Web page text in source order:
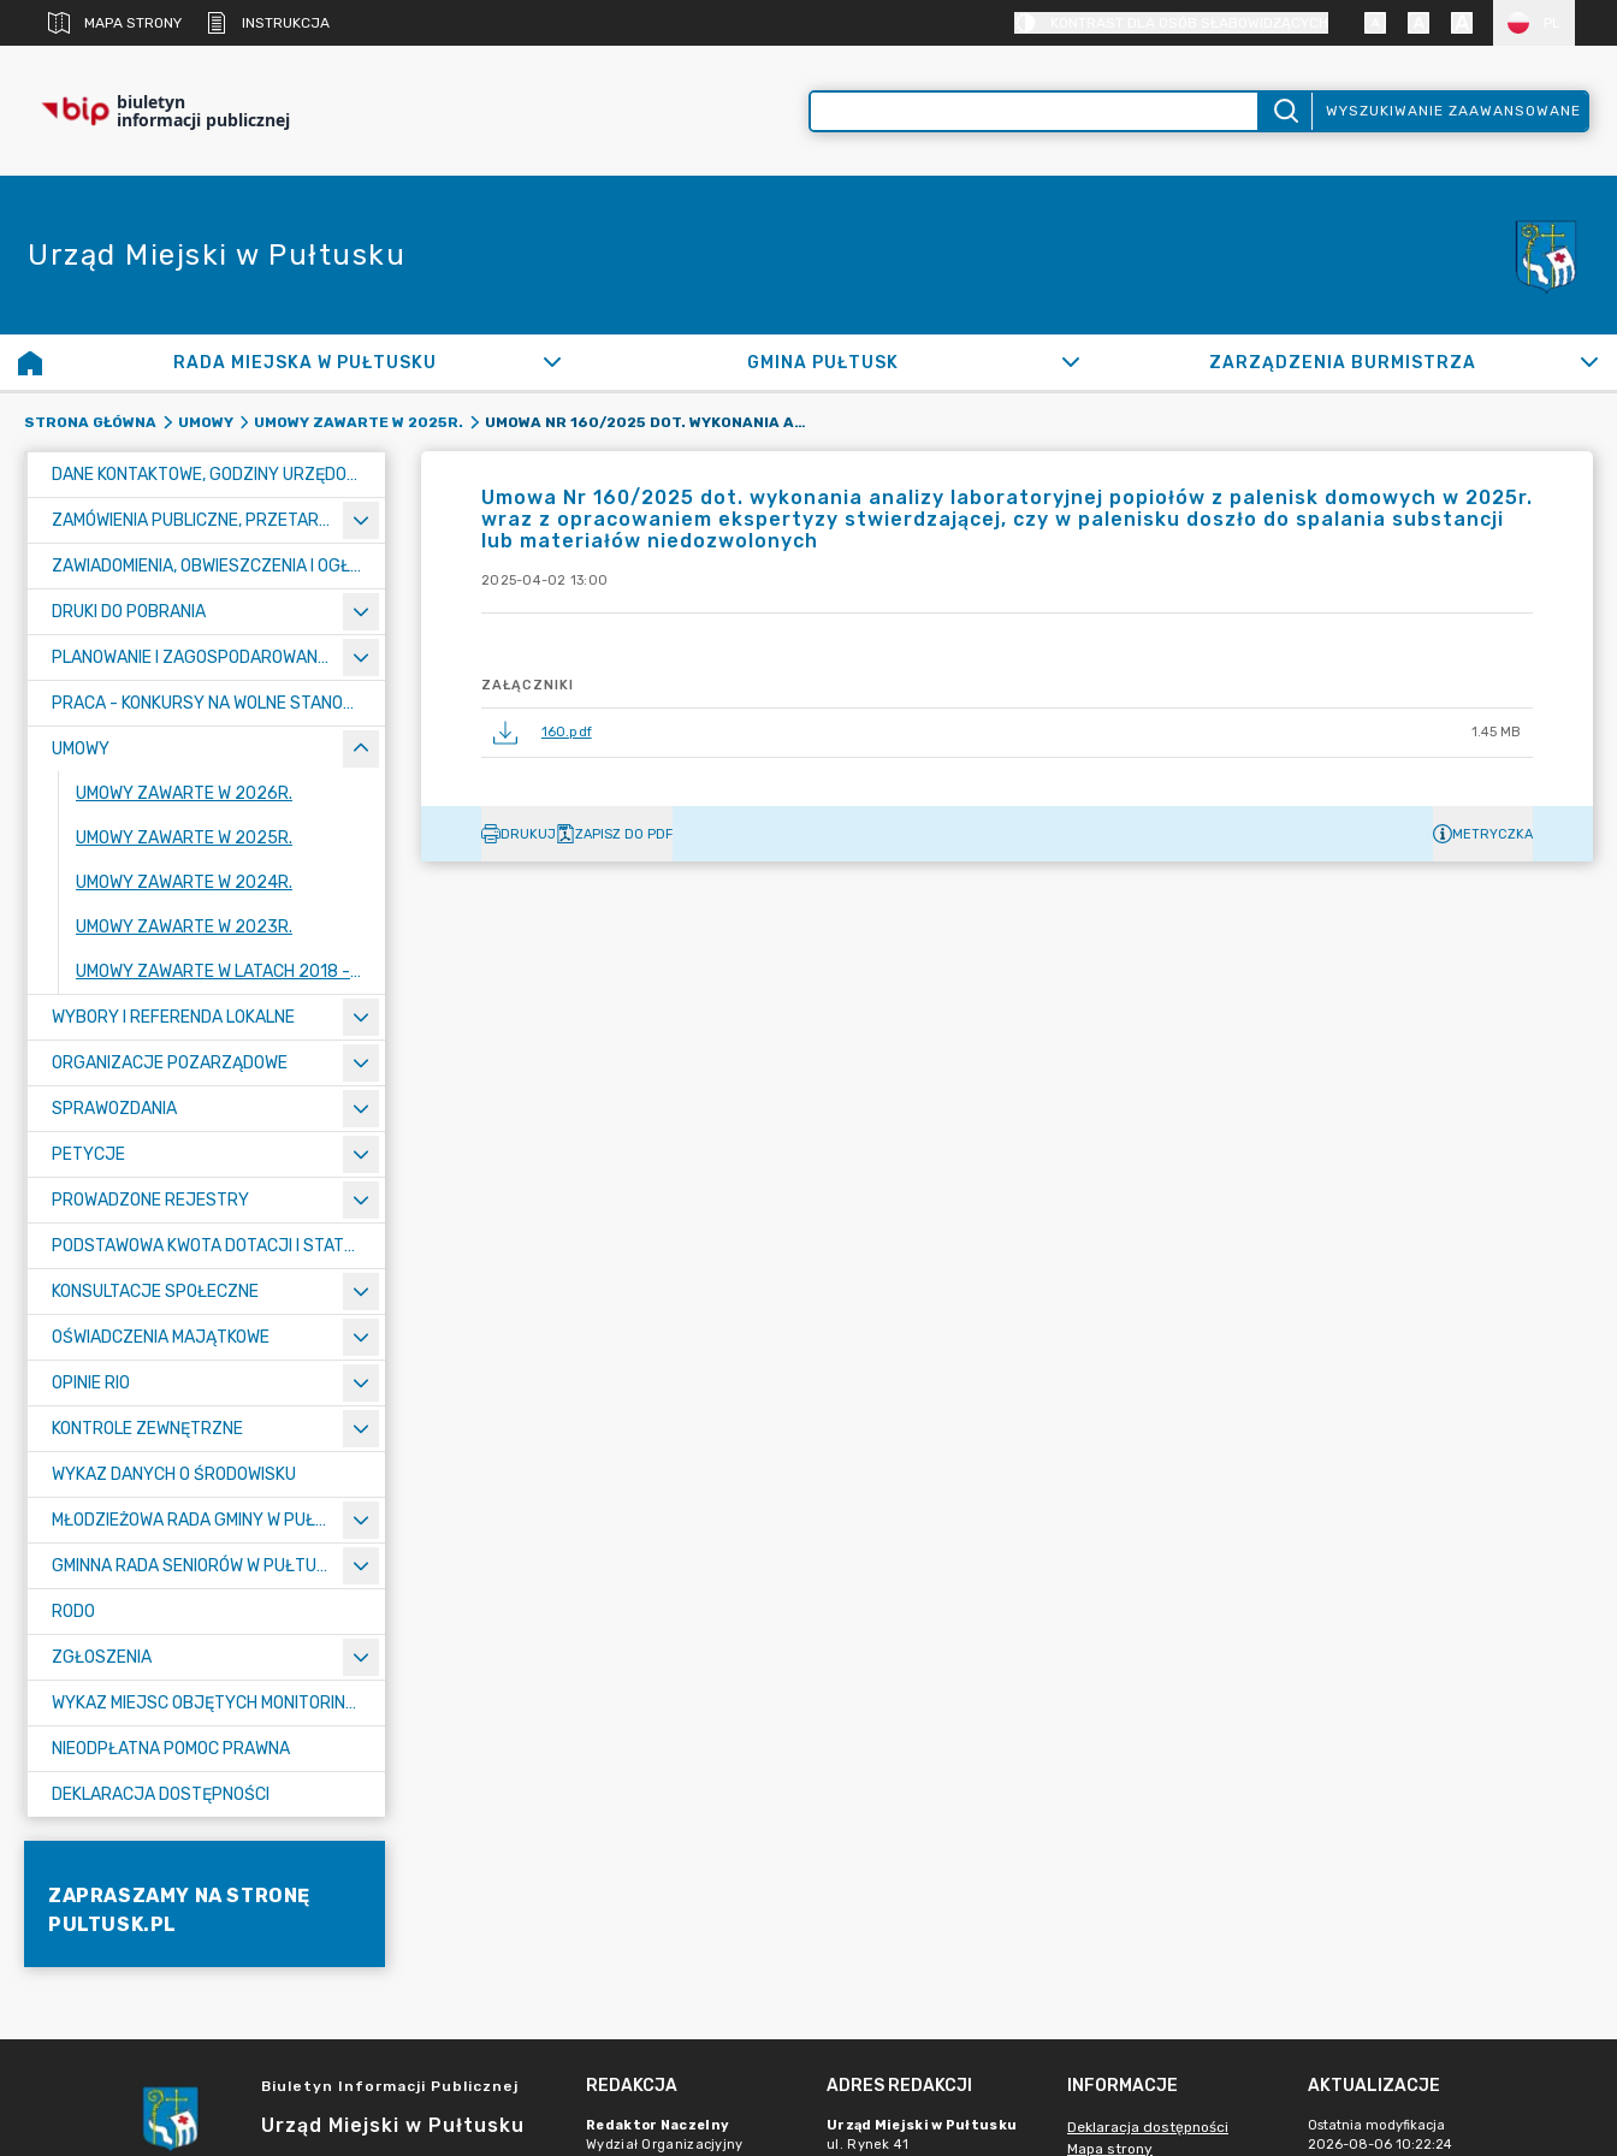
MAPA STRONY INSTRUKCJA
biuletyn
informacji publicznej WYSZUKIWANIE ZAAWANSOWANE
Urząd Miejski w Pułtusku
RADA MIEJSKA W PUŁTUSKU GMINA PUŁTUSK ZARZĄDZENIA BURMISTRZA
STRONA GŁÓWNA UMOWY UMOWY ZAWARTE W 2025R. UMOWA NR 160/2025 DOT. WYKONANIA ANALIZY LABORATORYJNEJ POPIOŁÓW Z PALENISK DOMOWYCH W 2025R. WRAZ Z OPRACOWANIEM EKSPERTYZY STWIERDZAJĄCEJ, CZY W PALENISKU DOSZŁO DO SPALANIA SUBSTANCJI LUB MATERIAŁÓW NIEDOZWOLONYCH
DANE KONTAKTOWE, GODZINY URZĘDOWANIA I NUMER KONTA BANKOWEGO
ZAMÓWIENIA PUBLICZNE, PRZETARGI, KONKURSY
ZAWIADOMIENIA, OBWIESZCZENIA I OGŁOSZENIA
DRUKI DO POBRANIA
PLANOWANIE I ZAGOSPODAROWANIE PRZESTRZENNE
PRACA - KONKURSY NA WOLNE STANOWISKA
UMOWY
UMOWY ZAWARTE W 2026R.
UMOWY ZAWARTE W 2025R.
UMOWY ZAWARTE W 2024R.
UMOWY ZAWARTE W 2023R.
UMOWY ZAWARTE W LATACH 2018 - 2022
WYBORY I REFERENDA LOKALNE
ORGANIZACJE POZARZĄDOWE
SPRAWOZDANIA
PETYCJE
PROWADZONE REJESTRY
PODSTAWOWA KWOTA DOTACJI I STATYSTYCZNA LICZBA UCZNIÓW
KONSULTACJE SPOŁECZNE
OŚWIADCZENIA MAJĄTKOWE
OPINIE RIO
KONTROLE ZEWNĘTRZNE
WYKAZ DANYCH O ŚRODOWISKU
MŁODZIEŻOWA RADA GMINY W PUŁTUSKU
GMINNA RADA SENIORÓW W PUŁTUSKU
RODO
ZGŁOSZENIA
WYKAZ MIEJSC OBJĘTYCH MONITORINGIEM
NIEODPŁATNA POMOC PRAWNA
DEKLARACJA DOSTĘPNOŚCI
ZAPRASZAMY NA STRONĘ
PULTUSK.PL
Umowa Nr 160/2025 dot. wykonania analizy laboratoryjnej popiołów z palenisk domowych w 2025r.
wraz z opracowaniem ekspertyzy stwierdzającej, czy w palenisku doszło do spalania substancji
lub materiałów niedozwolonych
2025-04-02 13:00
ZAŁĄCZNIKI
160.pdf 1.45 MB
DRUKUJ ZAPISZ DO PDF METRYCZKA
Biuletyn Informacji Publicznej
Urząd Miejski w Pułtusku
REDAKCJA
Redaktor Naczelny
Wydział Organizacjyjny
ADRES REDAKCJI
Urząd Miejski w Pułtusku
ul. Rynek 41
INFORMACJE
Deklaracja dostępności
Mapa strony
AKTUALIZACJE
Ostatnia modyfikacja
2026-08-06 10:22:24